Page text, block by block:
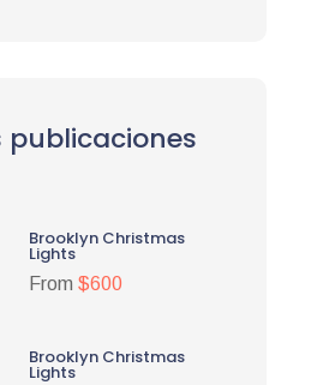
publicaciones
Brooklyn Christmas
Lights
From$600
Brooklyn Christmas
Lights